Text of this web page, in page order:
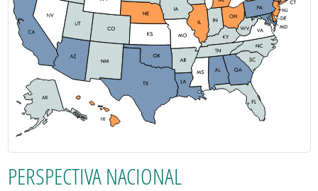
PERSPECTIVA NACIONAL